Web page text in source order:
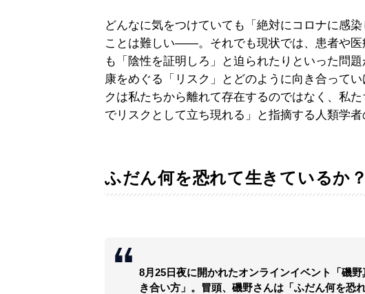
どんなに気をつけていても「絶対にコロナに感
ことは難しい――。それでも現状では、患者や医
も「陰性を証明しろ」と迫られたりといった問
康をめぐる「リスク」とどのように向き合って
クは私たちから離れて存在するのではなく、私
でリスクとして立ち現れる」と指摘する人類学者
ふだん何を恐れて生きているか？
8月25日夜に開かれたオンラインイベント「磯
き合い方」。冒頭、磯野さんは「ふだん何を恐